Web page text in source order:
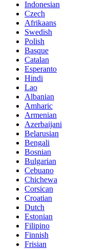
Indonesian
Czech
Afrikaans
Swedish
Polish
Basque
Catalan
Esperanto
Hindi
Lao
Albanian
Amharic
Armenian
Azerbaijani
Belarusian
Bengali
Bosnian
Bulgarian
Cebuano
Chichewa
Corsican
Croatian
Dutch
Estonian
Filipino
Finnish
Frisian